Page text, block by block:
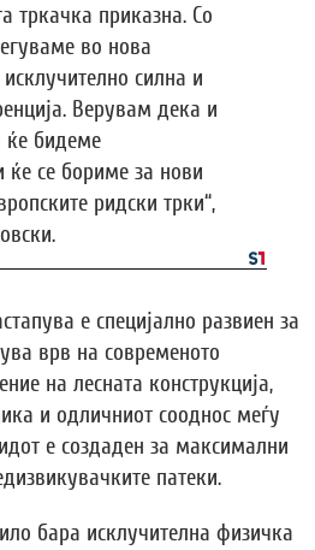
тркачка приказна. Со
во нова
исклучително силна и
Верувам дека и
ќе бидеме
ќе се бориме за нови
ридски трки“,
е специјално развиен за
врв на современото
на лесната конструкција,
и одличниот сооднос меѓу
е создаден за максимални
патеки.
бара исклучителна физичка